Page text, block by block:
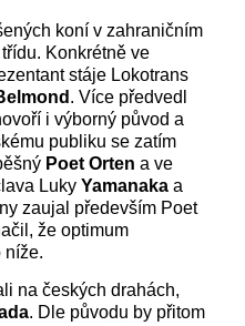
koní v zahraničním
Konkrétně ve
stáje Lokotrans
. Více předvedl
i výborný původ a
publiku se zatím
Poet Orten a ve
Luky Yamanaka a
zaujal především Poet
že optimum
níže.
na českých drahách,
. Dle původu by přitom